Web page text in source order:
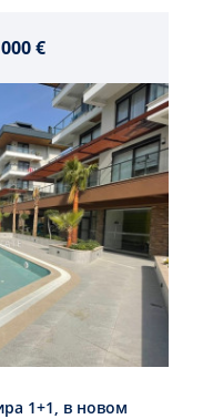
€
1+1, в новом